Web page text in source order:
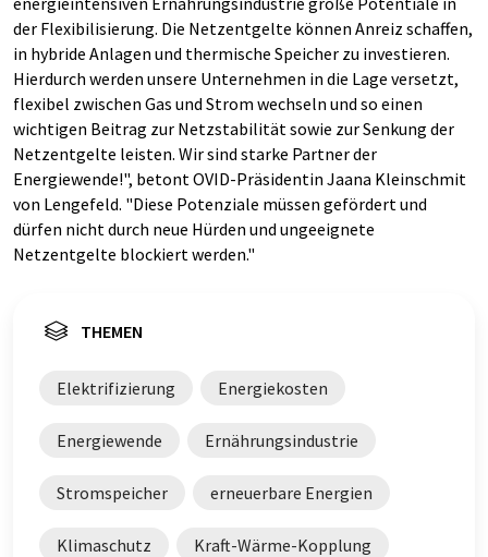
der Flexibilisierung. Die Netzentgelte können Anreiz schaffen,
in hybride Anlagen und thermische Speicher zu investieren.
Hierdurch werden unsere Unternehmen in die Lage versetzt,
flexibel zwischen Gas und Strom wechseln und so einen
wichtigen Beitrag zur Netzstabilität sowie zur Senkung der
Netzentgelte leisten. Wir sind starke Partner der
Energiewende!", betont OVID-Präsidentin Jaana Kleinschmit
von Lengefeld. "Diese Potenziale müssen gefördert und
dürfen nicht durch neue Hürden und ungeeignete
Netzentgelte blockiert werden."
THEMEN
Elektrifizierung Energiekosten
Energiewende Ernährungsindustrie
Stromspeicher erneuerbare Energien
Klimaschutz Kraft-Wärme-Kopplung